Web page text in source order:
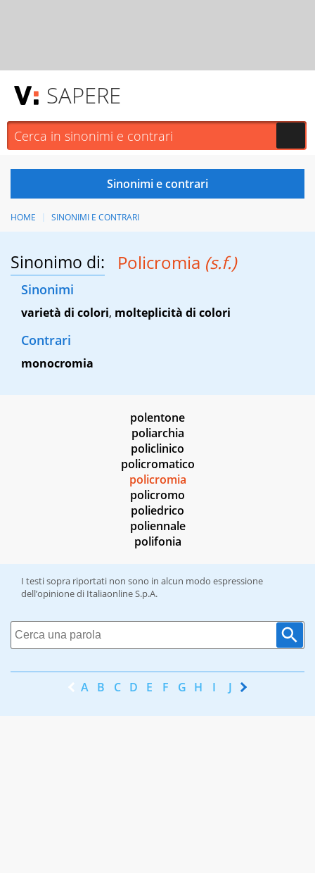
SAPERE
HOME SINONIMI E CONTRARI
Sinonimo di: Policromia (s.f.)
Sinonimi
varietà di colori, molteplicità di colori
Contrari
monocromia
polentone
poliarchia
policlinico
policromatico
policromia
policromo
poliedrico
poliennale
polifonia
I testi sopra riportati non sono in alcun modo espressione
dell’opinione di Italiaonline S.p.A.
A B C D E F G H I J K